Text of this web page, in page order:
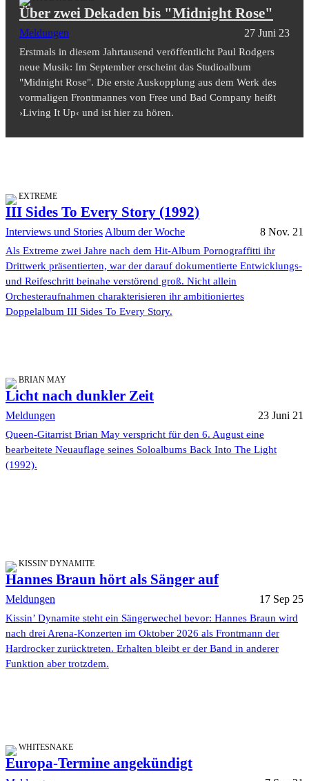
Über zwei Dekaden bis "Midnight Rose"
Meldungen 27 Juni 23
Erstmals in diesem Jahrtausend veröffentlicht Paul Rodgers
neue Musik: Im September erscheint das Studioalbum
"Midnight Rose". Die erste Auskopplung aus dem Werk des
vormaligen Frontmannes von Free und Bad Company heißt
›Living It Up‹ und ist hier zu hören.
EXTREME
III Sides To Every Story (1992)
Interviews und StoriesAlbum der Woche 8 Nov. 21
Als Extreme zwei Jahre nach dem Hit-Album Pornograffitti ihr
Drittwerk präsentierten, war der darauf dokumentierte Entwicklungs-
und Reifeschritt beinahe verstörend groß. Nicht allein
Orchesteraufnahmen charakterisieren ihr ambitioniertes
Doppelalbum III Sides To Every Story.
BRIAN MAY
Licht nach dunkler Zeit
Meldungen 23 Juni 21
Queen-Gitarrist Brian May verspricht für den 6. August eine
bearbeitete Neuauflage seines Soloalbums Back Into The Light
(1992).
KISSIN' DYNAMITE
Hannes Braun hört als Sänger auf
Meldungen 17 Sep 25
Kissin’ Dynamite steht ein Sängerwechel bevor: Hannes Braun wird
nach drei Arena-Konzerten im Oktober 2026 als Frontmann der
Hardrocker zurücktreten. Erhalten bleibt er der Band in anderer
Funktion aber trotzdem.
WHITESNAKE
Europa-Termine angekündigt